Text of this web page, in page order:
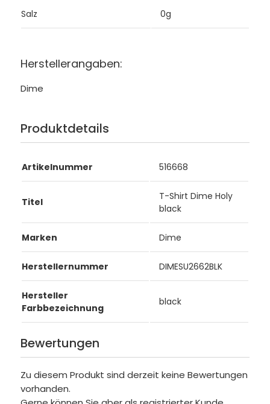
Salz 0g
Herstellerangaben:
Dime
Produktdetails
Artikelnummer 516668
Titel
T-Shirt Dime Holy
black
Marken Dime
Herstellernummer DIMESU2662BLK
Hersteller
Farbbezeichnung
black
Bewertungen
Zu diesem Produkt sind derzeit keine Bewertungen
vorhanden.